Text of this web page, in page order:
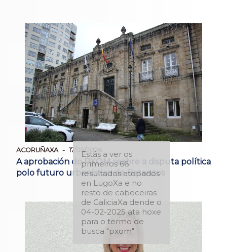
ACORUÑAXA 17/05/2026
A aprobación do PXOM reabre a disputa política
polo futuro urbanístico de Betanzos
Estás a ver os
primeiros 66
resultados atopados
en LugoXa e no
resto de cabeceiras
de GaliciaXa dende o
04-02-2025 ata hoxe
para o termo de
busca "pxom"